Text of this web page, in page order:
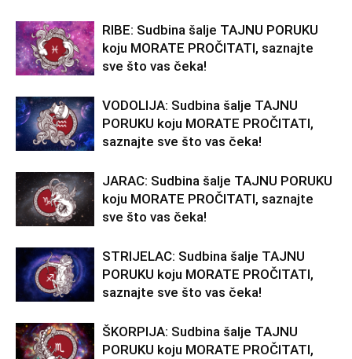
RIBE: Sudbina šalje TAJNU PORUKU
koju MORATE PROČITATI, saznajte
sve što vas čeka!
VODOLIJA: Sudbina šalje TAJNU
PORUKU koju MORATE PROČITATI,
saznajte sve što vas čeka!
JARAC: Sudbina šalje TAJNU PORUKU
koju MORATE PROČITATI, saznajte
sve što vas čeka!
STRIJELAC: Sudbina šalje TAJNU
PORUKU koju MORATE PROČITATI,
saznajte sve što vas čeka!
ŠKORPIJA: Sudbina šalje TAJNU
PORUKU koju MORATE PROČITATI,